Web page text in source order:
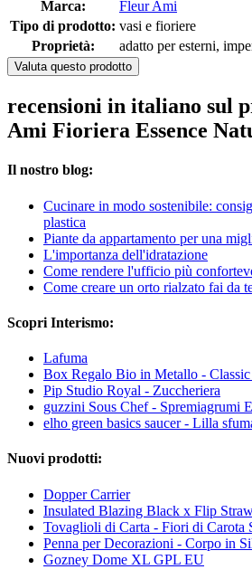
Marca:
Fleur Ami
Tipo di prodotto: vasi e fioriere
Proprietà:
adatto per esterni,
Valuta questo prodotto
recensioni in italiano sul
Ami Fioriera Essence
Il nostro blog:
Cucinare in modo sostenibile:
plastica
Piante da appartamento per una
L'importanza dell'idratazione
Come rendere l'ufficio più
Come creare un orto rialzato fai da
Scopri Interismo:
Lafuma
Box Regalo Bio in Metallo - Classic
Pip Studio Royal - Zuccheriera
guzzini Sous Chef - Spremiagrumi
elho green basics saucer - Lilla
Nuovi prodotti:
Dopper Carrier
Insulated Blazing Black x Flip
Tovaglioli di Carta - Fiori di Carota
Penna per Decorazioni - Corpo in
Gozney Dome XL GPL EU